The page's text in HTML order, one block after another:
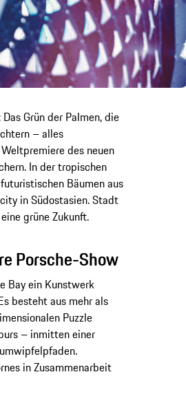
Grün der Palmen, die
– alles
des neuen
In der tropischen
Bäumen aus
in Südostasien. Stadt
grüne Zukunft.
Porsche-Show
Bay ein Kunstwerk
besteht aus mehr als
Puzzle
– inmitten einer
in Zusammenarbeit